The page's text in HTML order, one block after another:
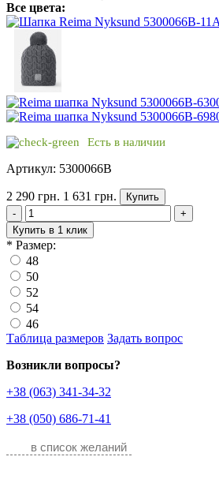
Все цвета:
Есть в наличии
Артикул: 5300066B
2 290 грн. 1 631 грн.
Купить
-
+
Купить в 1 клик
* Размер:
48
50
52
54
46
Таблица размеров Задать вопрос
Возникли вопросы?
+38 (063) 341-34-32
+38 (050) 686-71-41
в список желаний